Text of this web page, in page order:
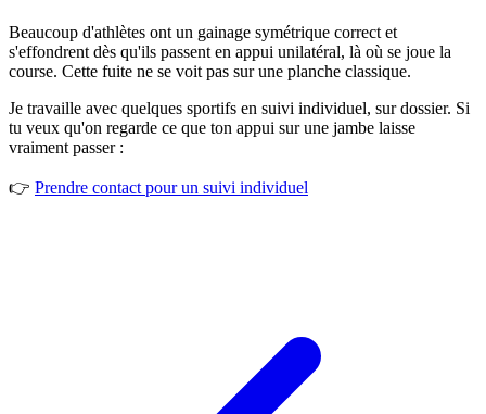
Beaucoup d'athlètes ont un gainage symétrique correct et
s'effondrent dès qu'ils passent en appui unilatéral, là où se joue la
course. Cette fuite ne se voit pas sur une planche classique.
Je travaille avec quelques sportifs en suivi individuel, sur dossier. Si
tu veux qu'on regarde ce que ton appui sur une jambe laisse
vraiment passer :
👉 Prendre contact pour un suivi individuel